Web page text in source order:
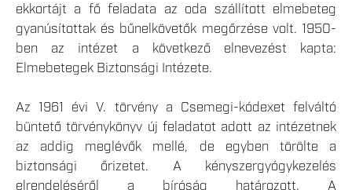
ekkortájt a fő feladata az oda szállított elmebeteg
gyanúsítottak és bűnelkövetők megőrzése volt. 1950-
ben az intézet a következő elnevezést kapta:
Elmebetegek Biztonsági Intézete.
Az 1961 évi V. törvény a Csemegi-kódexet felváltó
büntető törvénykönyv új feladatot adott az intézetnek
az addig meglévők mellé, de egyben törölte a
biztonsági őrizetet. A kényszergyógykezelés
elrendeléséről a bíróság határozott. A